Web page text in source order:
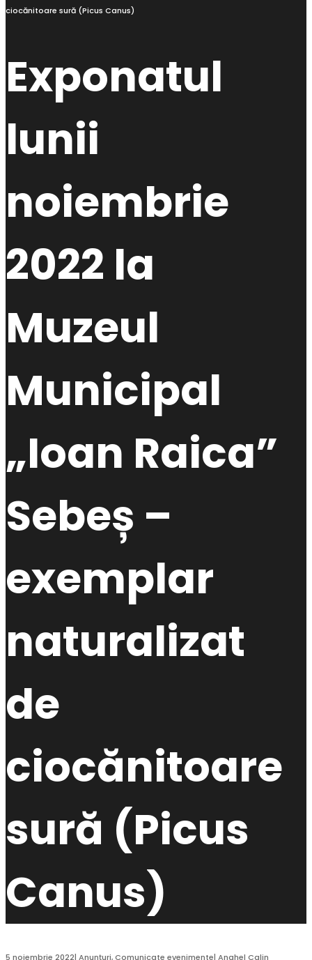
ciocănitoare sură (Picus Canus)
Exponatul
lunii
noiembrie
2022 la
Muzeul
Municipal
„Ioan Raica”
Sebeș –
exemplar
naturalizat
de
ciocănitoare
sură (Picus
Canus)
5 noiembrie 2022| Anunțuri,Comunicate evenimente| Anghel Calin